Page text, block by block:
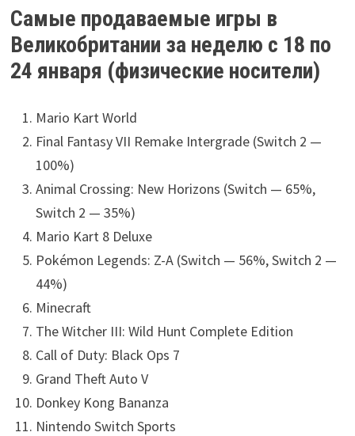
Самые продаваемые игры в
Великобритании за неделю с 18 по
24 января (физические носители)
Mario Kart World
Final Fantasy VII Remake Intergrade (Switch 2 —
100%)
Animal Crossing: New Horizons (Switch — 65%,
Switch 2 — 35%)
Mario Kart 8 Deluxe
Pokémon Legends: Z-A (Switch — 56%, Switch 2 —
44%)
Minecraft
The Witcher III: Wild Hunt Complete Edition
Call of Duty: Black Ops 7
Grand Theft Auto V
Donkey Kong Bananza
Nintendo Switch Sports